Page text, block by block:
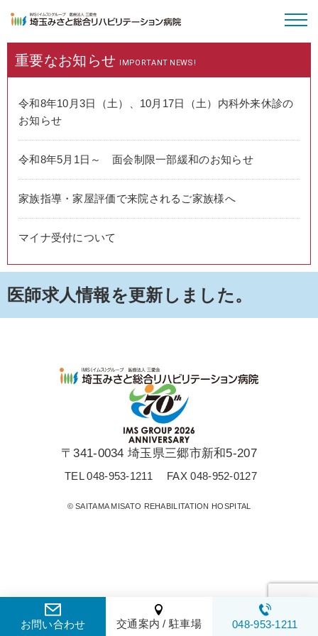
病院のご案内
外来受診
特長と取り組み
採用情報
お問い合わせ 交通案内 / 駐車場 048-953-1211
重要なお知らせ IMPORTANT NEWS!
令和8年10月3日（土）、10月17日（土）内科外来休診の
お知らせ
令和8年5月1日～ 面会制限一部緩和のお知らせ
家族指導・家屋評価で来院されるご家族様へ
マイナ受付について
医師求人情報を更新しました。
〒341-0034 埼玉県三郷市新和5-207
TEL 048-953-1211 FAX 048-952-0127
© SAITAMA MISATO REHABILITATION HOSPITAL